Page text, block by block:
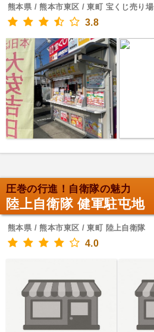
熊本県 / 熊本市東区 / 東町 宝くじ売り場
3.8
圧巻の行進！自衛隊の魅力
陸上自衛隊 健軍駐屯地
熊本県 / 熊本市東区 / 東町 陸上自衛隊
4.0